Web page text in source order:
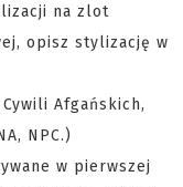
na zlot
opisz stylizację w
Afgańskich,
NPC.)
w pierwszej